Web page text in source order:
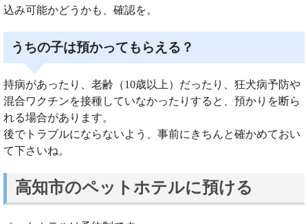
込み可能かどうかも、確認を。
うちの子は預かってもらえる？
持病があったり、老齢（10歳以上）だったり、狂犬病予防や
混合ワクチンを接種していなかったりすると、預かりを断ら
れる場合があります。
後でトラブルにならないよう、事前にきちんと確かめておい
て下さいね。
高知市のペットホテルに預ける